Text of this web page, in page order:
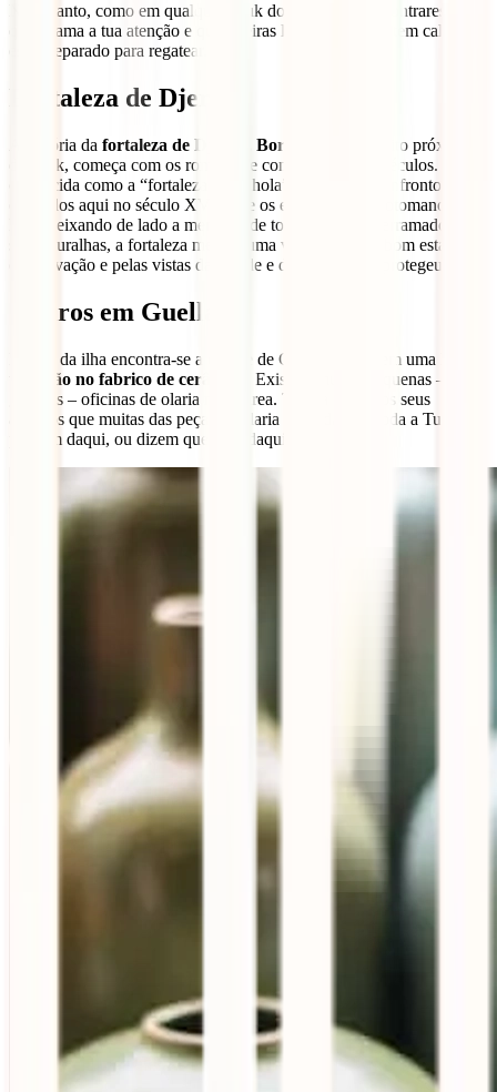
No entanto, como em qualquer souk do mundo, se encontrares algo
que chama a tua atenção e que queiras levar para casa: tem calma e
está preparado para regatear.
Fortaleza de Djerba
A história da fortaleza de Djerba, Borj El Kebir
, muito próxima
do souk, começa com os romanos e continua durante séculos. É
conhecida como a “fortaleza espanhola” devido aos confrontos
ocorridos aqui no século XVI entre os espanhóis e os otomanos.
Mas, deixando de lado a memória de todo o sangue derramado nas
suas muralhas, a fortaleza merece uma visita pelo seu bom estado de
conservação e pelas vistas da cidade e da costa que a protegeu.
Oleiros em Guellala
No sul da ilha encontra-se a cidade de Guellala, que tem uma
tradição no fabrico de cerâmica.
Existem muitas pequenas – e
grandes – oficinas de olaria nesta área. Tal é a fama dos seus
artesãos que muitas das peças de olaria vendidas em toda a Tunísia
provêm daqui, ou dizem que vêm daqui.